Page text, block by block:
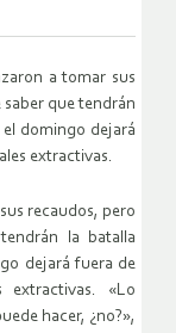
a tomar sus
que tendrán
domingo dejará
extractivas.
recaudos, pero
la batalla
dejará fuera de
extractivas. «Lo
hacer, ¿no?»,